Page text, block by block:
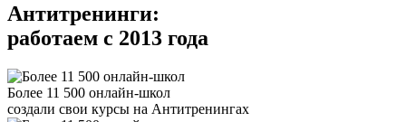
Антитренинги:
работаем с 2013 года
Более 11 500 онлайн-школ
создали свои курсы на Антитренингах